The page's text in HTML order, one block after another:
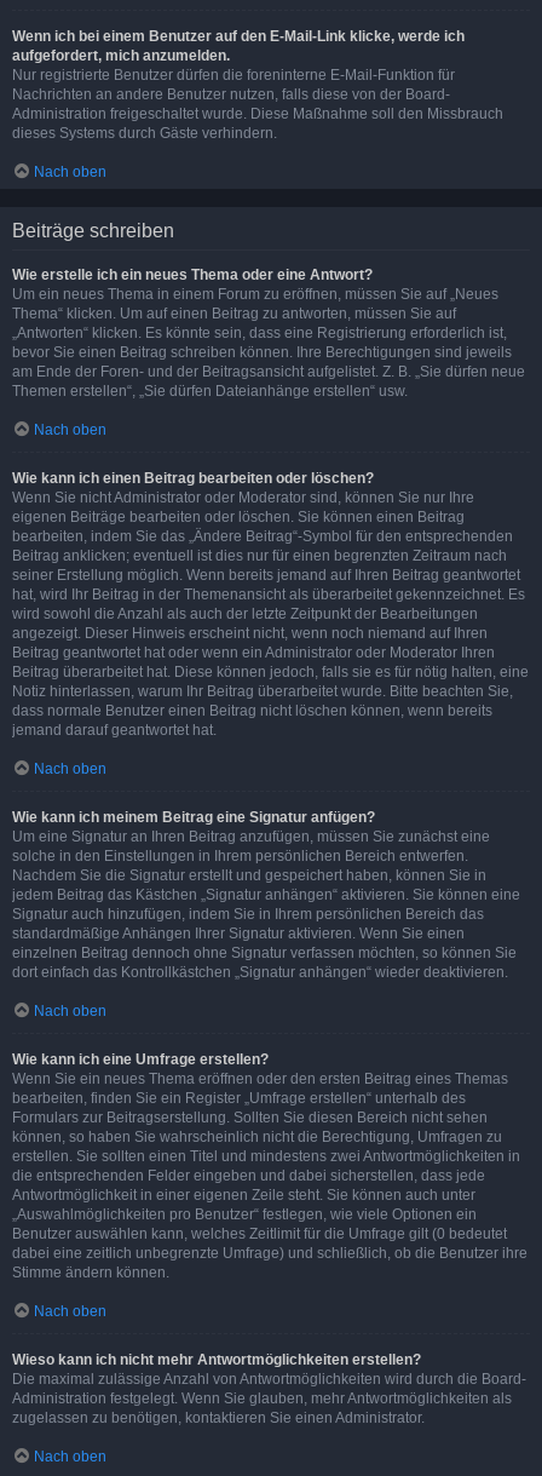
Wenn ich bei einem Benutzer auf den E-Mail-Link klicke, werde ich
aufgefordert, mich anzumelden.
Nur registrierte Benutzer dürfen die foreninterne E-Mail-Funktion für
Nachrichten an andere Benutzer nutzen, falls diese von der Board-
Administration freigeschaltet wurde. Diese Maßnahme soll den Missbrauch
dieses Systems durch Gäste verhindern.
Nach oben
Beiträge schreiben
Wie erstelle ich ein neues Thema oder eine Antwort?
Um ein neues Thema in einem Forum zu eröffnen, müssen Sie auf „Neues
Thema“ klicken. Um auf einen Beitrag zu antworten, müssen Sie auf
„Antworten“ klicken. Es könnte sein, dass eine Registrierung erforderlich ist,
bevor Sie einen Beitrag schreiben können. Ihre Berechtigungen sind jeweils
am Ende der Foren- und der Beitragsansicht aufgelistet. Z. B. „Sie dürfen neue
Themen erstellen“, „Sie dürfen Dateianhänge erstellen“ usw.
Nach oben
Wie kann ich einen Beitrag bearbeiten oder löschen?
Wenn Sie nicht Administrator oder Moderator sind, können Sie nur Ihre
eigenen Beiträge bearbeiten oder löschen. Sie können einen Beitrag
bearbeiten, indem Sie das „Ändere Beitrag“-Symbol für den entsprechenden
Beitrag anklicken; eventuell ist dies nur für einen begrenzten Zeitraum nach
seiner Erstellung möglich. Wenn bereits jemand auf Ihren Beitrag geantwortet
hat, wird Ihr Beitrag in der Themenansicht als überarbeitet gekennzeichnet. Es
wird sowohl die Anzahl als auch der letzte Zeitpunkt der Bearbeitungen
angezeigt. Dieser Hinweis erscheint nicht, wenn noch niemand auf Ihren
Beitrag geantwortet hat oder wenn ein Administrator oder Moderator Ihren
Beitrag überarbeitet hat. Diese können jedoch, falls sie es für nötig halten, eine
Notiz hinterlassen, warum Ihr Beitrag überarbeitet wurde. Bitte beachten Sie,
dass normale Benutzer einen Beitrag nicht löschen können, wenn bereits
jemand darauf geantwortet hat.
Nach oben
Wie kann ich meinem Beitrag eine Signatur anfügen?
Um eine Signatur an Ihren Beitrag anzufügen, müssen Sie zunächst eine
solche in den Einstellungen in Ihrem persönlichen Bereich entwerfen.
Nachdem Sie die Signatur erstellt und gespeichert haben, können Sie in
jedem Beitrag das Kästchen „Signatur anhängen“ aktivieren. Sie können eine
Signatur auch hinzufügen, indem Sie in Ihrem persönlichen Bereich das
standardmäßige Anhängen Ihrer Signatur aktivieren. Wenn Sie einen
einzelnen Beitrag dennoch ohne Signatur verfassen möchten, so können Sie
dort einfach das Kontrollkästchen „Signatur anhängen“ wieder deaktivieren.
Nach oben
Wie kann ich eine Umfrage erstellen?
Wenn Sie ein neues Thema eröffnen oder den ersten Beitrag eines Themas
bearbeiten, finden Sie ein Register „Umfrage erstellen“ unterhalb des
Formulars zur Beitragserstellung. Sollten Sie diesen Bereich nicht sehen
können, so haben Sie wahrscheinlich nicht die Berechtigung, Umfragen zu
erstellen. Sie sollten einen Titel und mindestens zwei Antwortmöglichkeiten in
die entsprechenden Felder eingeben und dabei sicherstellen, dass jede
Antwortmöglichkeit in einer eigenen Zeile steht. Sie können auch unter
„Auswahlmöglichkeiten pro Benutzer“ festlegen, wie viele Optionen ein
Benutzer auswählen kann, welches Zeitlimit für die Umfrage gilt (0 bedeutet
dabei eine zeitlich unbegrenzte Umfrage) und schließlich, ob die Benutzer ihre
Stimme ändern können.
Nach oben
Wieso kann ich nicht mehr Antwortmöglichkeiten erstellen?
Die maximal zulässige Anzahl von Antwortmöglichkeiten wird durch die Board-
Administration festgelegt. Wenn Sie glauben, mehr Antwortmöglichkeiten als
zugelassen zu benötigen, kontaktieren Sie einen Administrator.
Nach oben